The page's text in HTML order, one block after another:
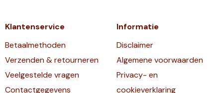
Klantenservice
Betaalmethoden
Verzenden & retourneren
Veelgestelde vragen
Contactgegevens
Informatie
Disclaimer
Algemene voorwaarden
Privacy- en
cookieverklaring